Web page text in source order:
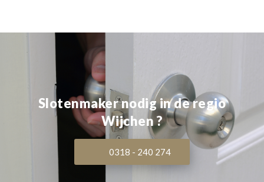
Slotenmaker nodig in de regio
Wijchen ?
0318 - 240 274